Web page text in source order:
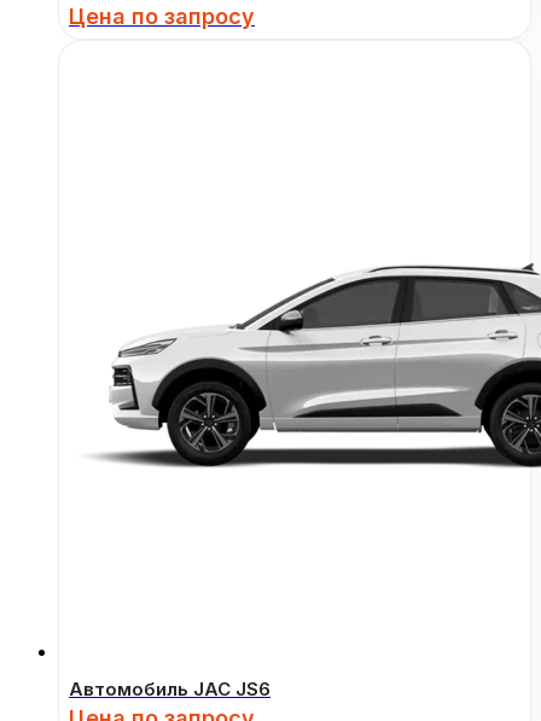
Цена по запросу
Автомобиль JAC JS6